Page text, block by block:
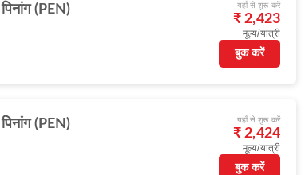
पिनांग (PEN) यहाँ से शुरू करें
₹ 2,423
मूल्य/यात्री
बुक करें
पिनांग (PEN) यहाँ से शुरू करें
₹ 2,424
मूल्य/यात्री
बुक करें